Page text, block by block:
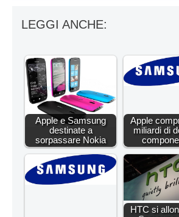
LEGGI ANCHE:
Apple e Samsung
destinate a
sorpassare Nokia
Apple
miliardi di
HTC si